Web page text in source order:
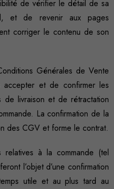
de vérifier le détail de sa
et de revenir aux pages
corriger le contenu de son
Générales de Vente
et de confirmer les
de livraison et de rétractation
La confirmation de la
des CGV et forme le contrat.
relatives à la commande (tel
l’objet d’une confirmation
utile et au plus tard au